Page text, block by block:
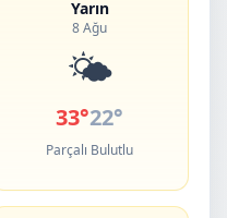
Yarın
8 Ağu
🌤️
33°22°
Parçalı Bulutlu